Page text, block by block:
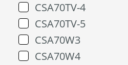
CSA70TV-4
CSA70TV-5
CSA70W3
CSA70W4